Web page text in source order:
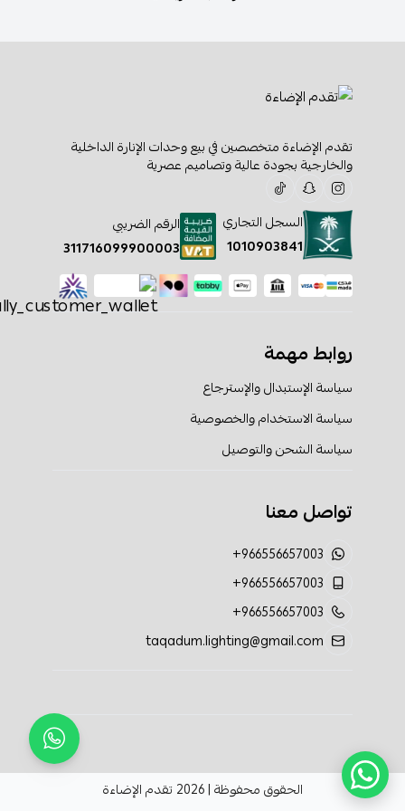
تقدم الإضاءة متخصصين في بيع وحدات الإنارة الداخلية
والخارجية بجودة عالية وتصاميم عصرية
السجل التجاري
1010903841
الرقم الضريبي
311716099900003
روابط مهمة
سياسة الإستبدال والإسترجاع
سياسة الاستخدام والخصوصية
سياسة الشحن والتوصيل
تواصل معنا
+966556657003
+966556657003
+966556657003
taqadum.lighting@gmail.com
الحقوق محفوظة | 2026 تقدم الإضاءة